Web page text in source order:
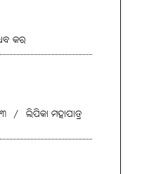
କର
/ ଲିପିକା ମହାପାତ୍ର